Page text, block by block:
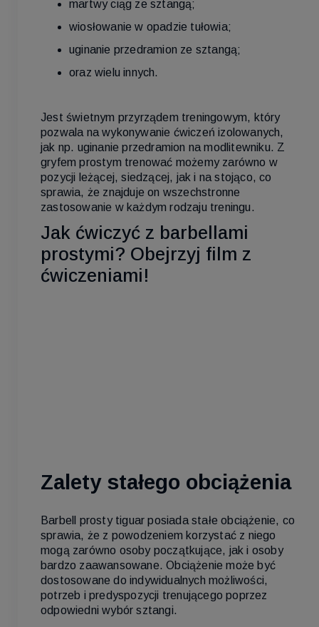
martwy ciąg ze sztangą;
wiosłowanie w opadzie tułowia;
uginanie przedramion ze sztangą;
oraz wielu innych.
Jest świetnym przyrządem treningowym, który
pozwala na wykonywanie ćwiczeń izolowanych,
jak np. uginanie przedramion na modlitewniku. Z
gryfem prostym trenować możemy zarówno w
pozycji leżącej, siedzącej, jak i na stojąco, co
sprawia, że znajduje on wszechstronne
zastosowanie w każdym rodzaju treningu.
Jak ćwiczyć z barbellami
prostymi? Obejrzyj film z
ćwiczeniami!
Zalety stałego obciążenia
Barbell prosty tiguar posiada stałe obciążenie, co
sprawia, że z powodzeniem korzystać z niego
mogą zarówno osoby początkujące, jak i osoby
bardzo zaawansowane. Obciążenie może być
dostosowane do indywidualnych możliwości,
potrzeb i predyspozycji trenującego poprzez
odpowiedni wybór sztangi.